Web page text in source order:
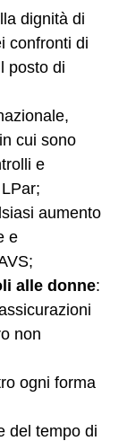
dignità di
confronti di
posto di
cui sono
e
aumento
e
alle donne:
non
ogni forma
del tempo di